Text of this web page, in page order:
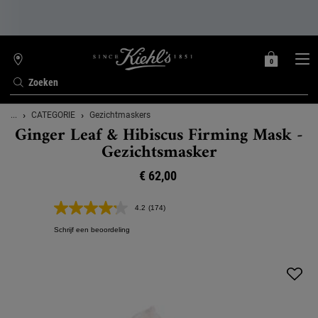
Zoeken
WINKELZOEKER
MIJN
0
0 PRODUCT
Hoofdinhoud
... CATEGORIE Gezichtmaskers
Ginger Leaf & Hibiscus Firming Mask -
Gezichtsmasker
€ 62,00
4.2 Lees
(174)
Schrijf een beoordeling